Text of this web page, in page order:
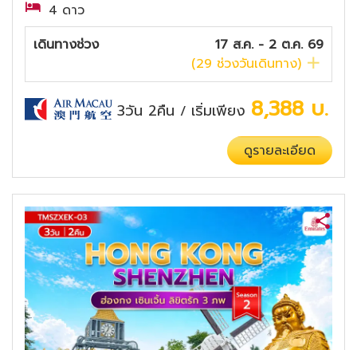
4 ดาว
เดินทางช่วง
17 ส.ค. - 2 ต.ค. 69
(29 ช่วงวันเดินทาง)
3วัน 2คืน / เริ่มเพียง 8,388 บ.
ดูรายละเอียด